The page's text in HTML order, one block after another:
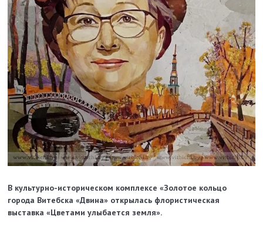
В культурно-историческом комплексе «Золотое кольцо
города Витебска «Двина» открылась флористическая
выставка «Цветами улыбается земля».